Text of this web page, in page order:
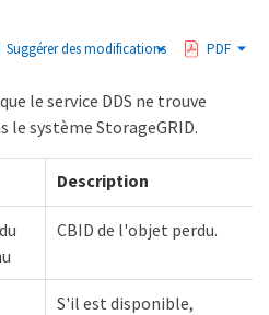
Suggérer des modifications PDF
le service DDS ne trouve
le système StorageGRID.
Description
CBID de l'objet perdu.
S'il est disponible,